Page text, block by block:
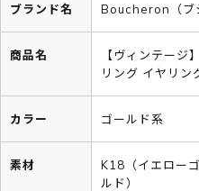
ブランド名 Boucheron（ブ
商品名
【ヴィンテー
リング イヤリン
カラー ゴールド系
素材
K18（イエロー
ルド）